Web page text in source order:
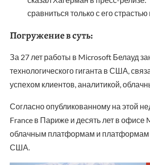
сравниться только с его
Погружение в суть:
За 27 лет работы в Microsoft Белауд
технологического гиганта в США,
успехом клиентов, аналитикой,
Согласно опубликованному на этой
France в Париже и десять лет в
облачным платформам и платформам
США.